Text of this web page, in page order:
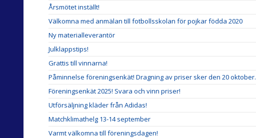
Årsmötet inställt!
Välkomna med anmälan till fotbollsskolan för pojkar födda 2020
Ny materialleverantör
Julklappstips!
Grattis till vinnarna!
Påminnelse föreningsenkät! Dragning av priser sker den 20 oktober.
Föreningsenkät 2025! Svara och vinn priser!
Utförsäljning kläder från Adidas!
Matchklimathelg 13-14 september
Varmt välkomna till föreningsdagen!